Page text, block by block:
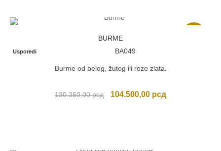
BURME
Usporedi BA049
Burme od belog, žutog ili roze zlata.
130.350,00рсд
Originalna
104.500,00 рсд